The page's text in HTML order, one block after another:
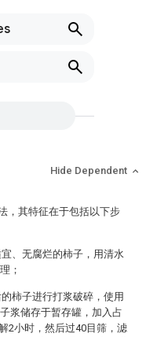
Hide Dependent
，其特征在于包括以下步
、无腐烂的柿子，用清水
；
柿子进行打浆破碎，使用
浆储存于暂存罐，加入占
2小时，然后过40目筛，滤